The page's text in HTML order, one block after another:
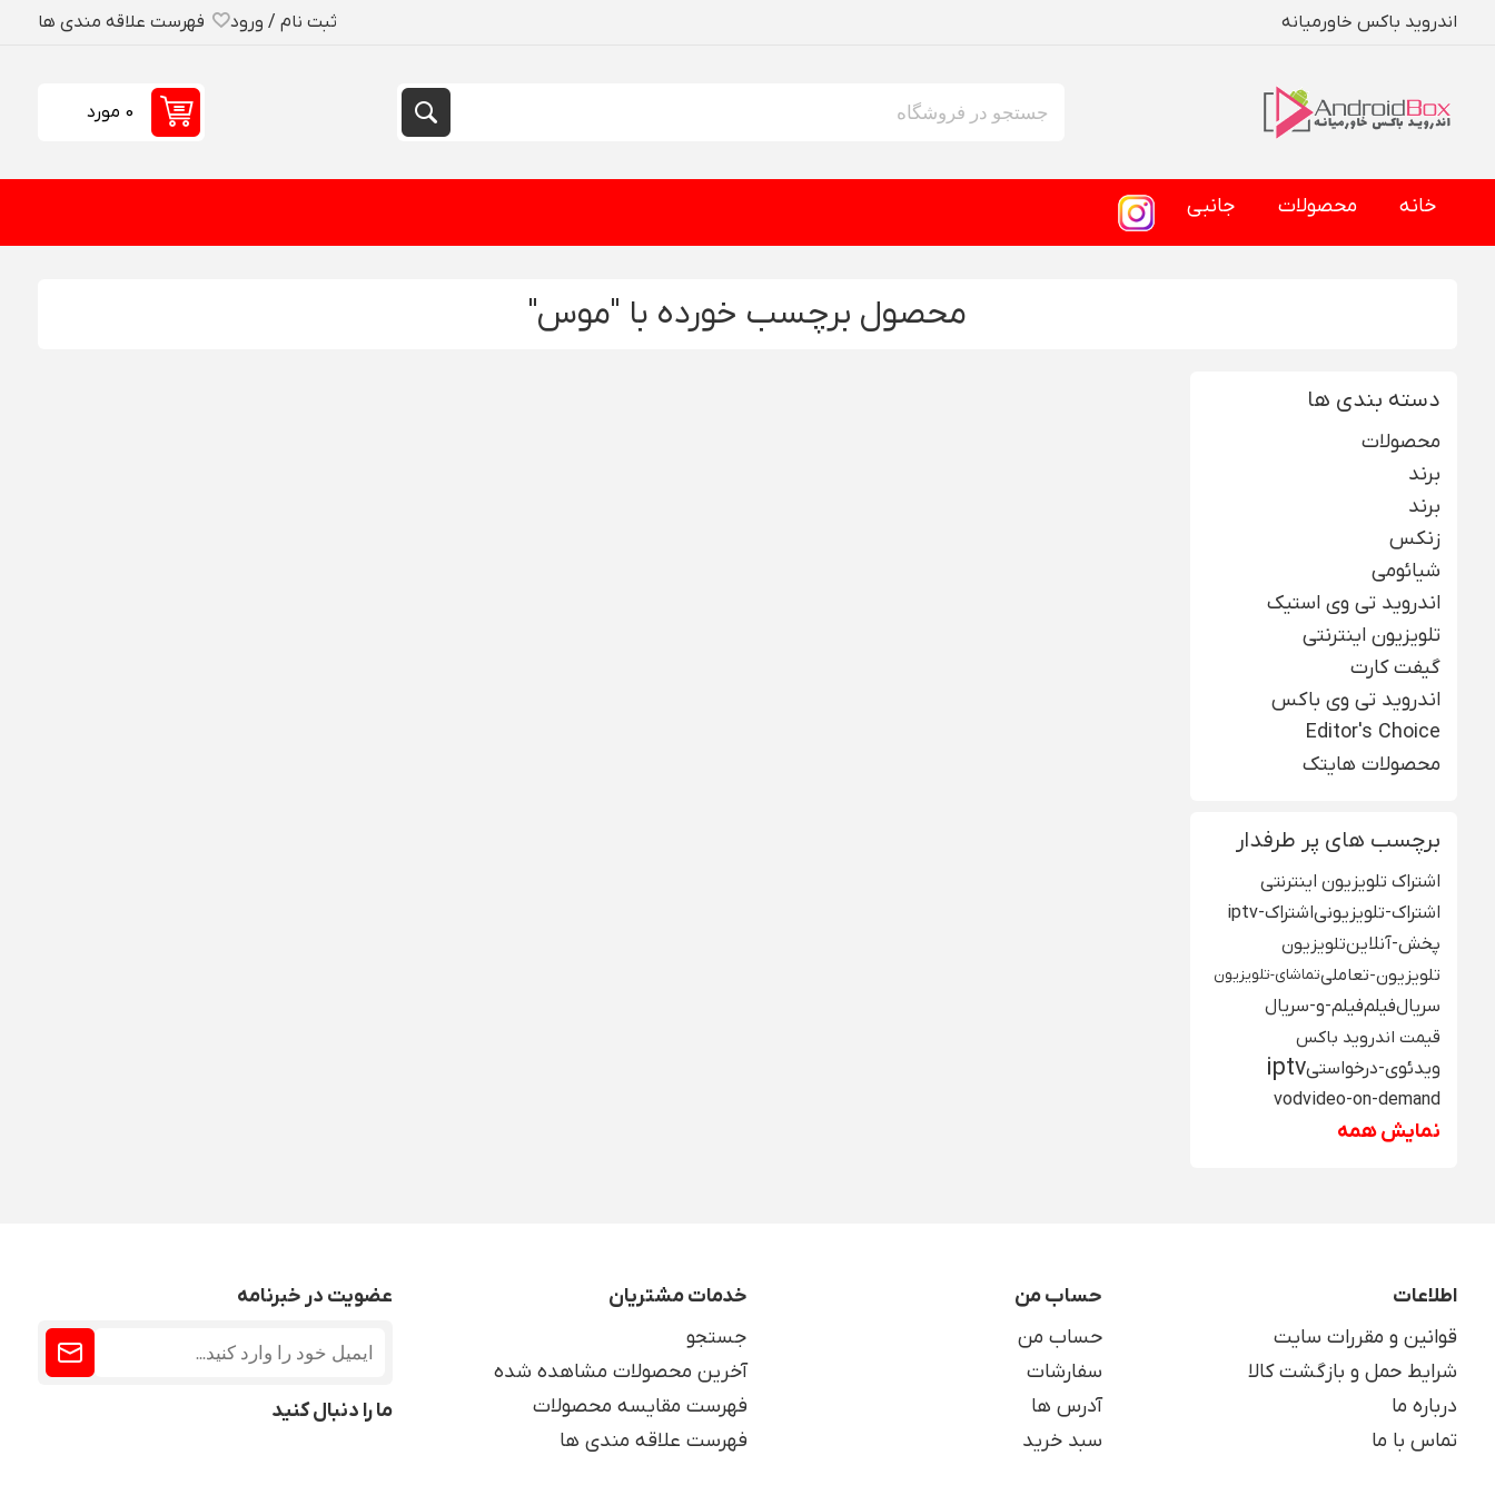
اندروید باکس خاورمیانه ثبت نام / ورود فهرست علاقه مندی ها
0 مورد
خانه محصولات جانبی
دسته بندی ها
محصولات
برند
برند
زنکس
شیائومی
اندروید تی وی استیک
تلویزیون اینترنتی
گیفت کارت
اندروید تی وی باکس
Editor's Choice
محصولات هایتک
برچسب های پر طرفدار
اشتراک تلویزیون اینترنتی
اشتراک-تلویزیونیاشتراک-iptv
پخش-آنلاینتلویزیون
تلویزیون-تعاملیتماشای-تلویزیون
سریالفیلمفیلم-و-سریال
قیمت اندروید باکس
ویدئوی-درخواستیiptv
video-on-demand
vod
نمایش همه
محصول برچسب خورده با "موس"
اطلاعات
قوانین و مقررات سایت
شرایط حمل و بازگشت کالا
درباره ما
تماس با ما
حساب من
حساب من
سفارشات
آدرس ها
سبد خرید
خدمات مشتریان
جستجو
آخرین محصولات مشاهده شده
فهرست مقایسه محصولات
فهرست علاقه مندی ها
عضویت در خبرنامه
ما را دنبال کنید